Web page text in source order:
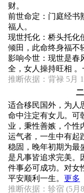
财。
前世命定：门庭经书
福人。
现世托化：桥头托化
倾田，此命终身福不
影响今世：现世是春
全，女人操持旺相 。
推断依据：背禄 5月
适合移民国外，为人
命中注定有女儿。可
业，秉性善嫉，个性
运气者，一生中有起
稳固，晚年初期为最
是凡事皆追求完美。
件事必可成功。对女
平安顺利一生。 更多
推断依据：轸宿 (5月